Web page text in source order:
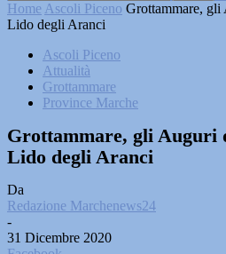
Home Ascoli Piceno Grottammare, gli
Lido degli Aranci
Ascoli Piceno
Attualità
Grottammare
Province Marche
Grottammare, gli Auguri
Lido degli Aranci
Da
Redazione Marchenews24
-
31 Dicembre 2020